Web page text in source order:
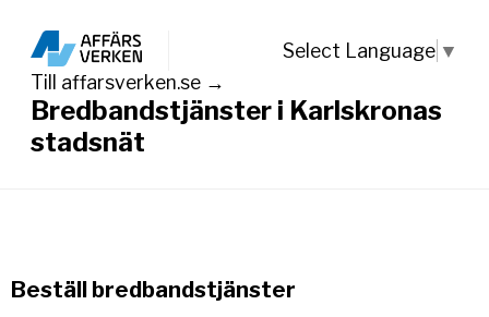
Bredbandstjänster i Karlskronas
stadsnät
Select Language ▼
Till affarsverken.se →
Beställ bredbandstjänster